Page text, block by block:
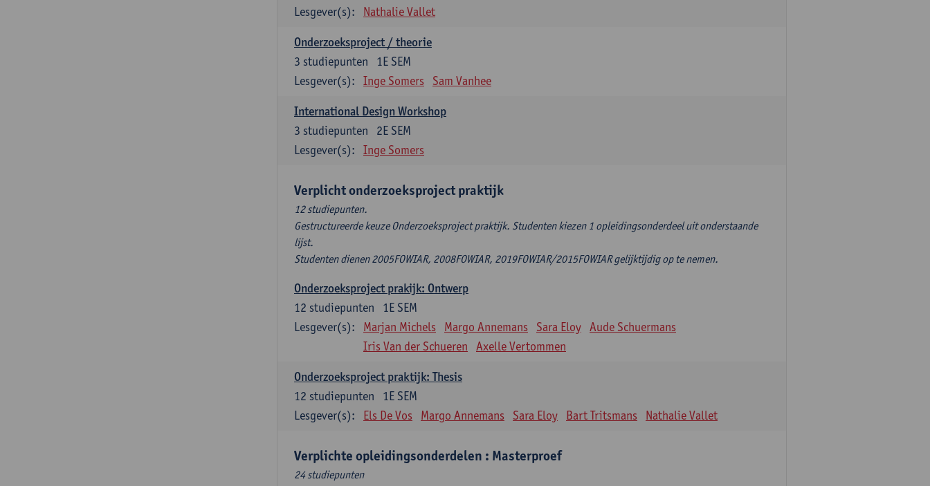
Lesgever(s):
Nathalie Vallet
Onderzoeksproject / theorie
1E SEM
3 studiepunten
Lesgever(s):
Inge Somers Sam Vanhee
International Design Workshop
2E SEM
3 studiepunten
Lesgever(s):
Inge Somers
Verplicht onderzoeksproject praktijk
12 studiepunten.
Gestructureerde keuze Onderzoeksproject praktijk. Studenten kiezen 1 opleidingsonderdeel uit onderstaande
lijst.
Studenten dienen 2005FOWIAR, 2008FOWIAR, 2019FOWIAR/2015FOWIAR gelijktijdig op te nemen.
Onderzoeksproject prakijk: Ontwerp
1E SEM
12 studiepunten
Lesgever(s):
Marjan Michels Margo Annemans Sara Eloy Aude Schuermans
Iris Van der Schueren
Axelle Vertommen
Onderzoeksproject praktijk: Thesis
1E SEM
12 studiepunten
Lesgever(s):
Els De Vos Margo Annemans Sara Eloy Bart Tritsmans Nathalie Vallet
Verplichte opleidingsonderdelen : Masterproef
24 studiepunten